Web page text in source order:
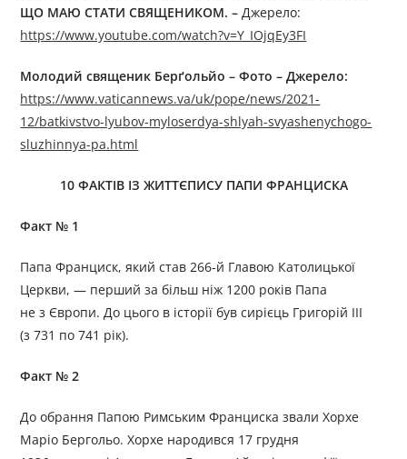
ЩО МАЮ СТАТИ СВЯЩЕНИКОМ. –Джерелo:
https://www.youtube.com/watch?v=Y_IOjqEy3FI
Молодий священик Берґольйо – Фото –Джерелo:
https://www.vaticannews.va/uk/pope/news/2021-
12/batkivstvo-lyubov-myloserdya-shlyah-svyashenychogo-
sluzhinnya-pa.html
10 ФАКТІВ ІЗ ЖИТТЄПИСУ ПАПИ ФРАНЦИСКА
Факт № 1
Папа Франциск, який став 266-й Главою Католицької
Церкви, — перший за більш ніж 1200 років Папа
не з Європи. До цього в історії був сирієць Григорій III
(з 731 по 741 рік).
Факт № 2
До обрання Папою Римським Франциска звали Хорхе
Маріо Бергольо. Хорхе народився 17 грудня